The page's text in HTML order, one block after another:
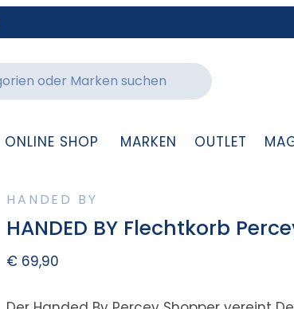
ONLINE SHOP MARKEN OUTLET
HANDED BY
HANDED BY Flechtkorb
€ 69,90